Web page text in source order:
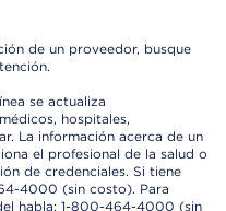
de un proveedor, busque
se actualiza
hospitales,
La información acerca de un
el profesional de la salud o
de credenciales. Si tiene
4000 (sin costo). Para
habla: 1-800-464-4000 (sin